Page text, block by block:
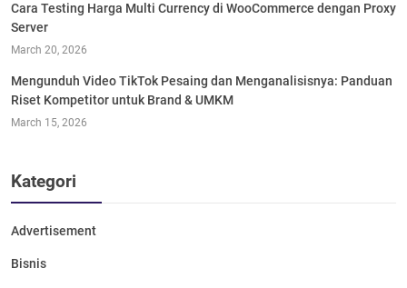
Cara Testing Harga Multi Currency di WooCommerce dengan Proxy
Server
March 20, 2026
Mengunduh Video TikTok Pesaing dan Menganalisisnya: Panduan
Riset Kompetitor untuk Brand & UMKM
March 15, 2026
Kategori
Advertisement
Bisnis